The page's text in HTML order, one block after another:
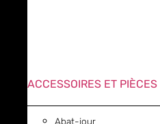
ACCESSOIRES ET PIÈCES
Abat-jour